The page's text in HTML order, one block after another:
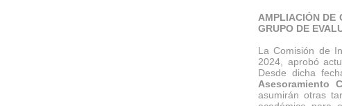
AMPLIACIÓN DE
GRUPO DE
La Comisión de
2024, aprobó
Desde dicha
Asesoramiento
asumirán otras